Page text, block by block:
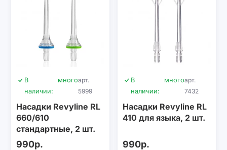
В
наличии:
многоарт.
5999
Насадки Revyline RL
660/610
стандартные, 2 шт.
990р.
В
наличии:
многоарт.
7432
Насадки Revyline RL
410 для языка, 2 шт.
990р.